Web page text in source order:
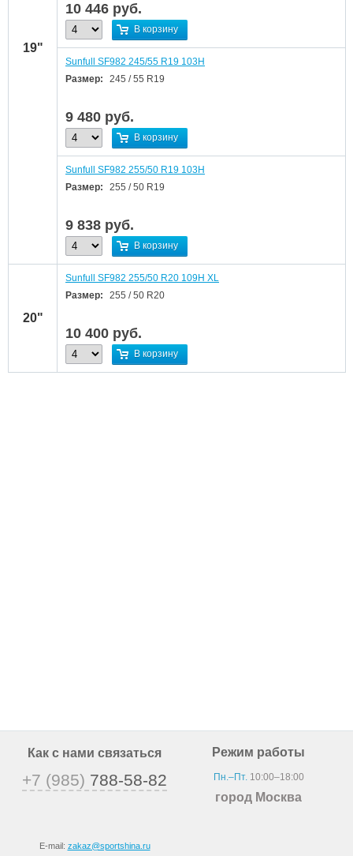
19"
10 446 руб.
В корзину
Sunfull SF982 245/55 R19 103H
Размер:
245 / 55 R19
9 480 руб.
В корзину
Sunfull SF982 255/50 R19 103H
Размер:
255 / 50 R19
9 838 руб.
В корзину
20"
Sunfull SF982 255/50 R20 109H XL
Размер:
255 / 50 R20
10 400 руб.
В корзину
Как с нами связаться
+7 (985) 788-58-82
E-mail: zakaz@sportshina.ru
Режим работы
Пн.–Пт.10:00–18:00
город Москва